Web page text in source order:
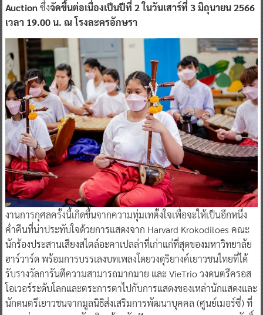
Auctionซึ่งจัดขึ้นต่อเนื่องเป็นปีที่ 2 ในวันเสาร์ที่ 3 มิถุนายน 2566
เวลา 19.00 น. ณ โรงละครอักษรา
งานการกุศลครั้งนี้เกิดขึ้นจากความทุ่มเทตั้งใจเพื่อจะให้เป็นอีกหนึ่ง
ค่ำคืนที่น่าประทับใจด้วยการแสดงจาก Harvard Krokodiloes คณะ
นักร้องประสานเสียงสไตล์อะคาเปลล่าที่เก่าแก่ที่สุดของมหาวิทยาลัย
ฮาร์วาร์ด พร้อมการบรรเลงบทเพลงโดยวงดุริยางค์เยาวชนไทยที่ได้
รับรางวัลการันตีความสามารถมากมาย และ VieTrio วงดนตรีครอส
โอเวอร์ระดับโลกและตระการตาไปกับการแสดงของเหล่านักแสดงและ
นักดนตรีเยาวชนจากมูลนิธิส่งเสริมการพัฒนาบุคคล (ศูนย์เมอร์ซี่) ที่